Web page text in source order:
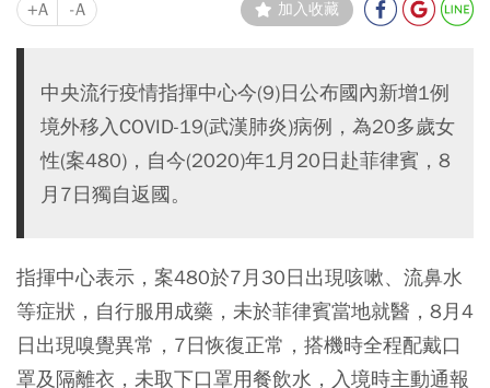
+A -A 加入收藏
中央流行疫情指揮中心今(9)日公布國內新增1例
境外移入COVID-19(武漢肺炎)病例，為20多歲女
性(案480)，自今(2020)年1月20日赴菲律賓，8
月7日獨自返國。
指揮中心表示，案480於7月30日出現咳嗽、流鼻水
等症狀，自行服用成藥，未於菲律賓當地就醫，8月4
日出現嗅覺異常，7日恢復正常，搭機時全程配戴口
罩及隔離衣，未取下口罩用餐飲水，入境時主動通報